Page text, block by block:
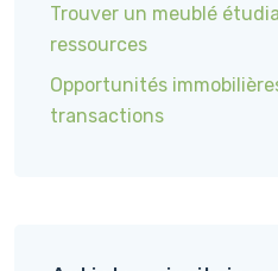
Trouver un meublé
ressources
Opportunités
transactions